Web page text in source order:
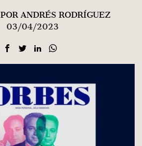
| POR ANDRÉS RODRÍGUEZ
03/04/2023